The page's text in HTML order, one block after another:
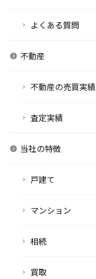
よくある質問
不動産
不動産の売買実績
査定実績
当社の特徴
戸建て
マンション
相続
買取